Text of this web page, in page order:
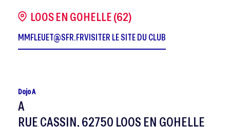
LOOS EN GOHELLE (62)
MMFLEUET@SFR.FRVISITER LE SITE DU CLUB
Dojo A
A
RUE CASSIN, 62750 LOOS EN GOHELLE